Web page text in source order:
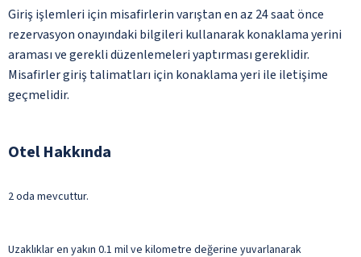
Giriş işlemleri için misafirlerin varıştan en az 24 saat önce
rezervasyon onayındaki bilgileri kullanarak konaklama yerini
araması ve gerekli düzenlemeleri yaptırması gereklidir.
Misafirler giriş talimatları için konaklama yeri ile iletişime
geçmelidir.
Otel Hakkında
2 oda mevcuttur.
Uzaklıklar en yakın 0.1 mil ve kilometre değerine yuvarlanarak